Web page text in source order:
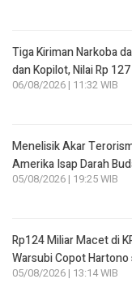
Tiga Kiriman Narkoba
dan Kopilot, Nilai Rp
06/08/2026 | 11:32 WIB
Menelisik Akar
Amerika Isap Darah
05/08/2026 | 19:25 WIB
Rp124 Miliar Macet di
Warsubi Copot
05/08/2026 | 13:14 WIB